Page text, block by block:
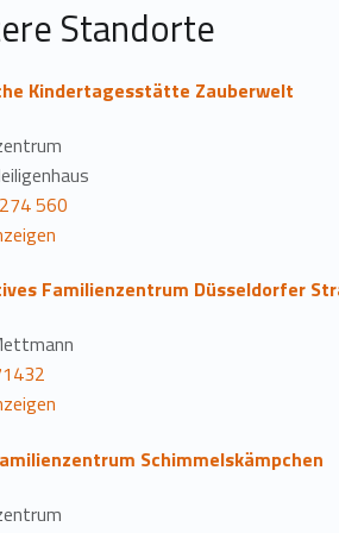
Standorte
Kindertagesstätte Zauberwelt
560
Familienzentrum Düsseldorfer
Schimmelskämpchen